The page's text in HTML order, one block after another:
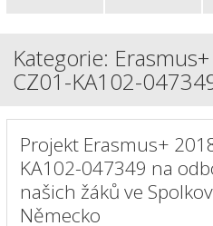
Kategorie:
CZ01-KA102-
Projekt Erasmus+
KA102-047349 na
našich žáků ve
Německo